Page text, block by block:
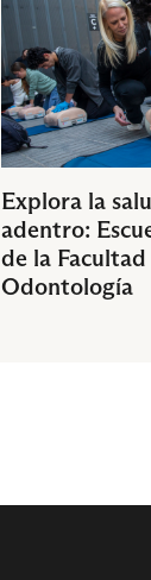
Explora la
adentro:
de la
Odontología